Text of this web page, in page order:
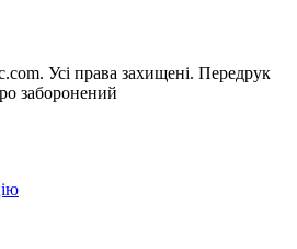
Усi права захищенi. Передрук
заборонений